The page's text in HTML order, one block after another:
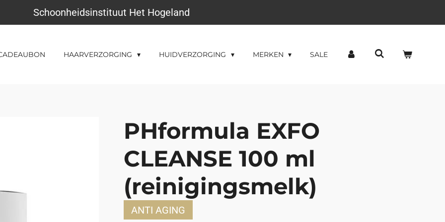
Schoonheidsinstituut Het Hogeland
HAARVERZORGING HUIDVERZORGING MERKEN SALE
PHformula EXFO
CLEANSE 100 ml
(reinigingsmelk)
ANTI AGING